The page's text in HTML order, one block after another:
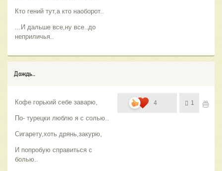
Кто гений тут,а кто наоборот..
...И дальше все,ну все..до
неприличья..
Дождь..
Кофе горький себе заварю,
По- турецки люблю я с солью..
Сигарету,хоть дрянь,закурю,
И попробую справиться с
болью..
4 1